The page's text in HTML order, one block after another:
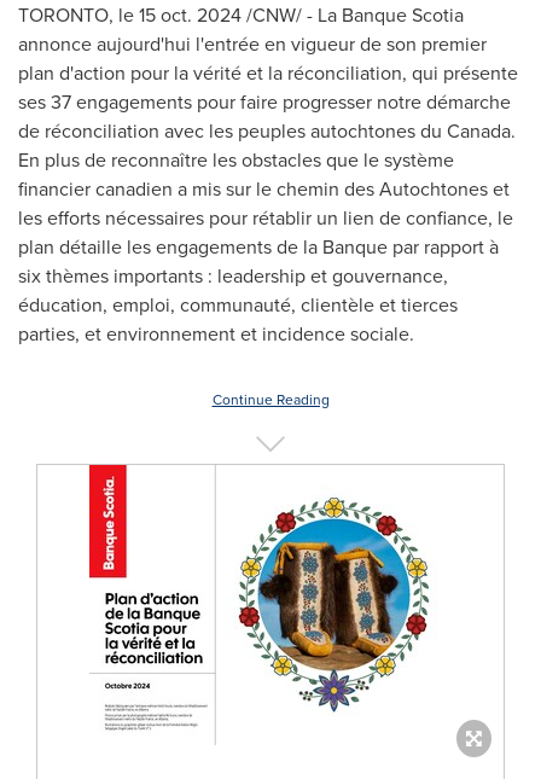
TORONTO, le15 oct. 2024/CNW/ - La Banque Scotia
annonce aujourd'hui l'entrée en vigueur de son premier
plan d'action pour la vérité et la réconciliation, qui présente
ses 37 engagements pour faire progresser notre démarche
de réconciliation avec les peuples autochtones du Canada.
En plus de reconnaître les obstacles que le système
financier canadien a mis sur le chemin des Autochtones et
les efforts nécessaires pour rétablir un lien de confiance, le
plan détaille les engagements de la Banque par rapport à
six thèmes importants : leadership et gouvernance,
éducation, emploi, communauté, clientèle et tierces
parties, et environnement et incidence sociale.
Continue Reading